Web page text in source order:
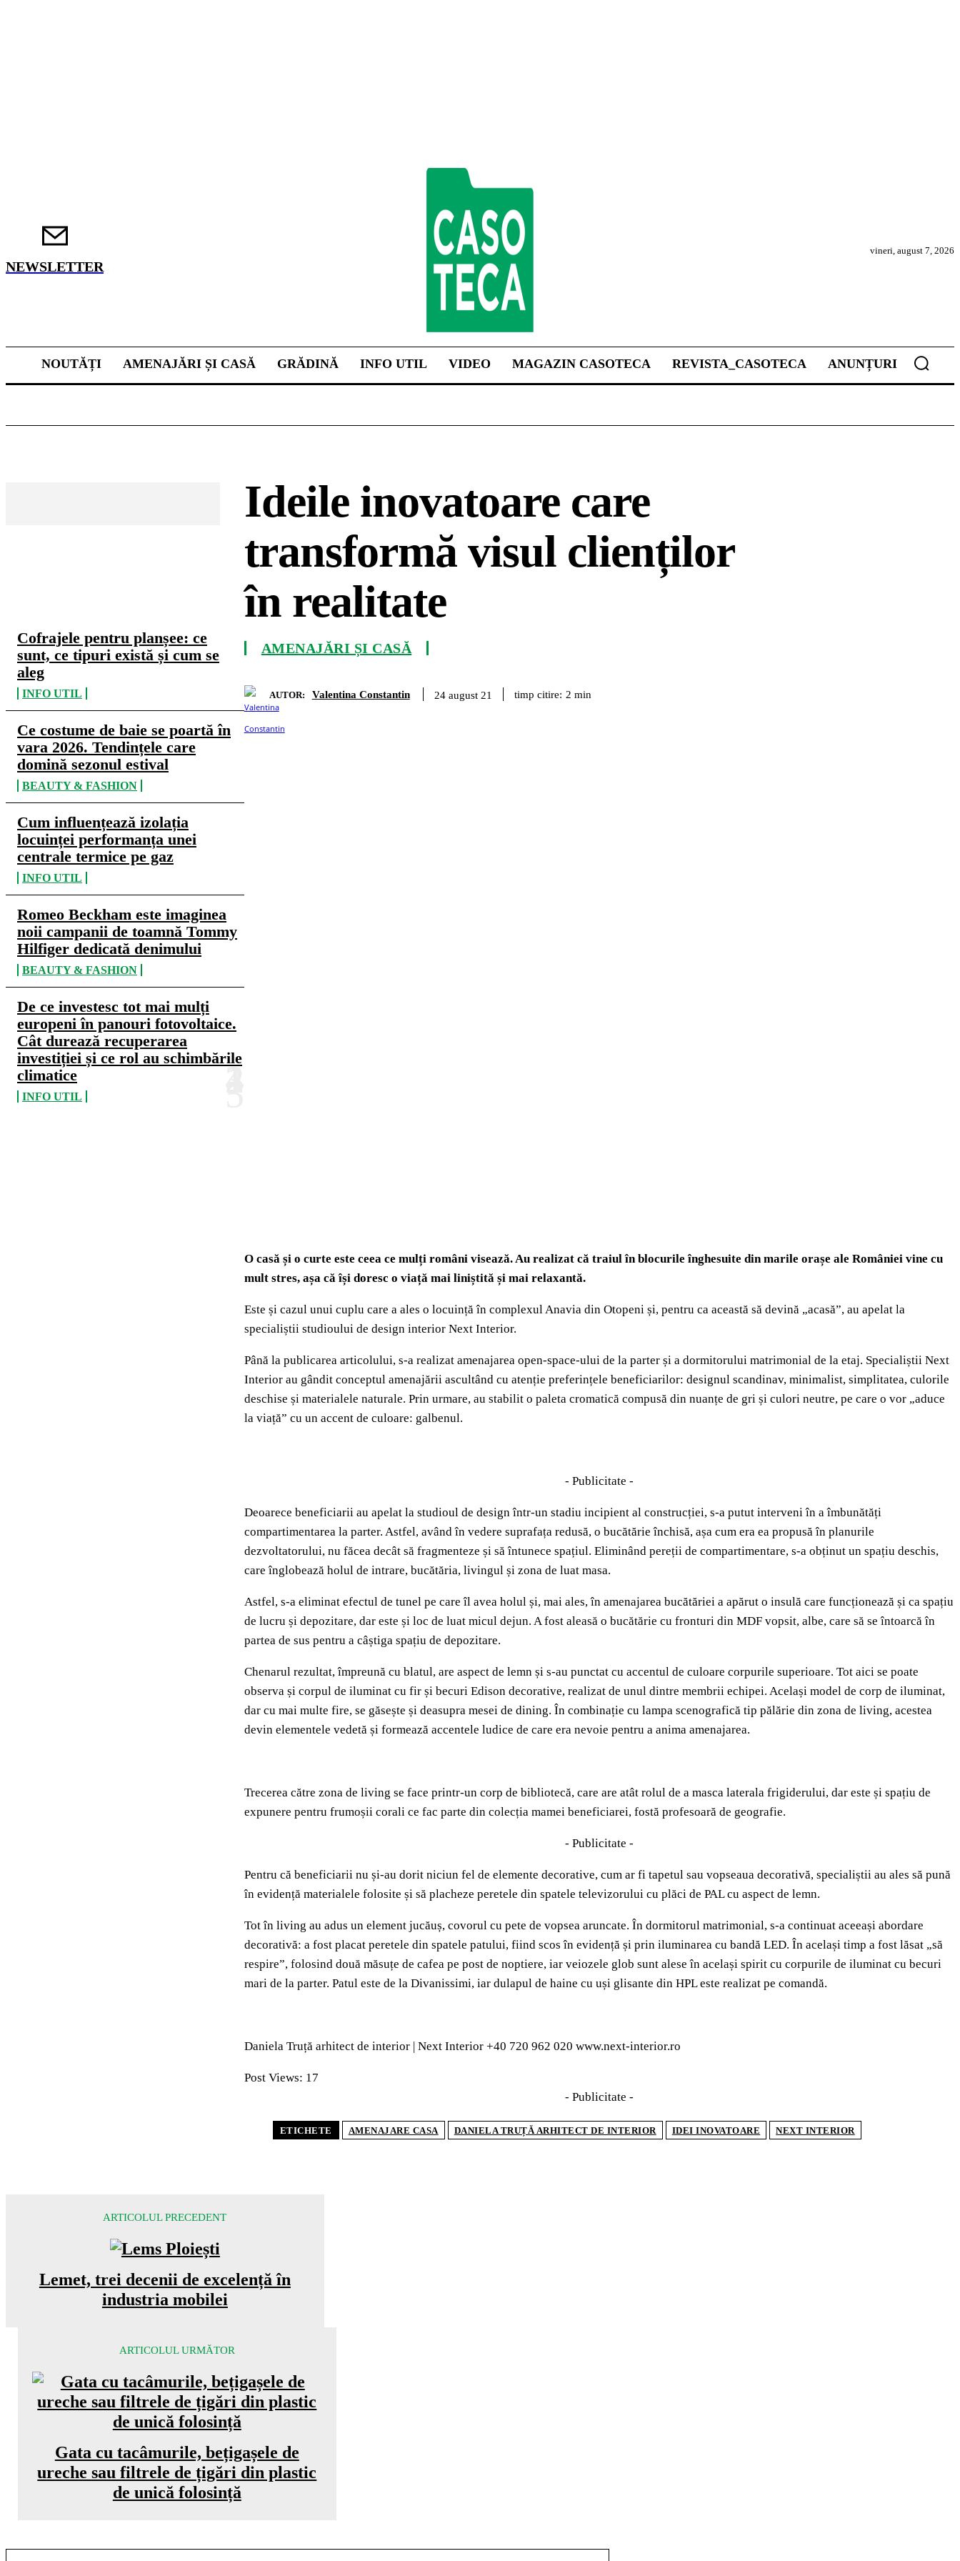
NEWSLETTER
vineri, august 7, 2026
NOUTĂȚI AMENAJĂRI ȘI CASĂ GRĂDINĂ INFO UTIL VIDEO MAGAZIN CASOTECA REVISTA_CASOTECA ANUNȚURI
Cofrajele pentru planșee: ce
sunt, ce tipuri există și cum se
aleg
INFO UTIL
Ce costume de baie se poartă în
vara 2026. Tendințele care
domină sezonul estival
BEAUTY & FASHION
Cum influențează izolația
locuinței performanța unei
centrale termice pe gaz
INFO UTIL
Romeo Beckham este imaginea
noii campanii de toamnă Tommy
Hilfiger dedicată denimului
BEAUTY & FASHION
De ce investesc tot mai mulți
europeni în panouri fotovoltaice.
Cât durează recuperarea
investiției și ce rol au schimbările
climatice
INFO UTIL
Ideile inovatoare care
transformă visul clienților
în realitate
AMENAJĂRI ȘI CASĂ
AUTOR: Valentina Constantin 24 august 21 timp citire: 2 min
O casă și o curte este ceea ce mulți români visează. Au realizat că traiul în blocurile înghesuite din marile orașe ale României vine cu
mult stres, așa că își doresc o viață mai liniștită și mai relaxantă.
Este și cazul unui cuplu care a ales o locuință în complexul Anavia din Otopeni și, pentru ca această să devină „acasă”, au apelat la
specialiștii studioului de design interior Next Interior.
Până la publicarea articolului, s-a realizat amenajarea open-space-ului de la parter și a dormitorului matrimonial de la etaj. Specialiștii Next
Interior au gândit conceptul amenajării ascultând cu atenție preferințele beneficiarilor: designul scandinav, minimalist, simplitatea, culorile
deschise și materialele naturale. Prin urmare, au stabilit o paleta cromatică compusă din nuanțe de gri și culori neutre, pe care o vor „aduce
la viață” cu un accent de culoare: galbenul.
- Publicitate -
Deoarece beneficiarii au apelat la studioul de design într-un stadiu incipient al construcției, s-a putut interveni în a îmbunătăți
compartimentarea la parter. Astfel, având în vedere suprafața redusă, o bucătărie închisă, așa cum era ea propusă în planurile
dezvoltatorului, nu făcea decât să fragmenteze și să întunece spațiul. Eliminând pereții de compartimentare, s-a obținut un spațiu deschis,
care înglobează holul de intrare, bucătăria, livingul și zona de luat masa.
Astfel, s-a eliminat efectul de tunel pe care îl avea holul și, mai ales, în amenajarea bucătăriei a apărut o insulă care funcționează și ca spațiu
de lucru și depozitare, dar este și loc de luat micul dejun. A fost aleasă o bucătărie cu fronturi din MDF vopsit, albe, care să se întoarcă în
partea de sus pentru a câștiga spațiu de depozitare.
Chenarul rezultat, împreună cu blatul, are aspect de lemn și s-au punctat cu accentul de culoare corpurile superioare. Tot aici se poate
observa și corpul de iluminat cu fir și becuri Edison decorative, realizat de unul dintre membrii echipei. Același model de corp de iluminat,
dar cu mai multe fire, se găsește și deasupra mesei de dining. În combinație cu lampa scenografică tip pălărie din zona de living, acestea
devin elementele vedetă și formează accentele ludice de care era nevoie pentru a anima amenajarea.
Trecerea către zona de living se face printr-un corp de bibliotecă, care are atât rolul de a masca laterala frigiderului, dar este și spațiu de
expunere pentru frumoșii corali ce fac parte din colecția mamei beneficiarei, fostă profesoară de geografie.
- Publicitate -
Pentru că beneficiarii nu și-au dorit niciun fel de elemente decorative, cum ar fi tapetul sau vopseaua decorativă, specialiștii au ales să pună
în evidență materialele folosite și să placheze peretele din spatele televizorului cu plăci de PAL cu aspect de lemn.
Tot în living au adus un element jucăuș, covorul cu pete de vopsea aruncate. În dormitorul matrimonial, s-a continuat aceeași abordare
decorativă: a fost placat peretele din spatele patului, fiind scos în evidență și prin iluminarea cu bandă LED. În același timp a fost lăsat „să
respire”, folosind două măsuțe de cafea pe post de noptiere, iar veiozele glob sunt alese în același spirit cu corpurile de iluminat cu becuri
mari de la parter. Patul este de la Divanissimi, iar dulapul de haine cu uși glisante din HPL este realizat pe comandă.
Daniela Truță arhitect de interior | Next Interior +40 720 962 020 www.next-interior.ro
Post Views: 17
- Publicitate -
ETICHETE AMENAJARE CASA DANIELA TRUȚĂ ARHITECT DE INTERIOR IDEI INOVATOARE NEXT INTERIOR
ARTICOLUL PRECEDENT
Lemet, trei decenii de excelență în
industria mobilei
ARTICOLUL URMĂTOR
Gata cu tacâmurile, bețigașele de
ureche sau filtrele de țigări din plastic
de unică folosință